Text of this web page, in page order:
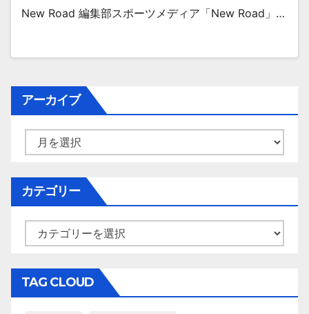
New Road 編集部スポーツメディア「New Road」…
アーカイブ
ー
イ
ブ
カテゴリー
テ
リ
ー
TAG CLOUD